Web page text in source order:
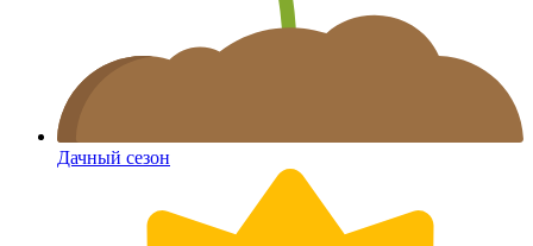
Дачный сезон